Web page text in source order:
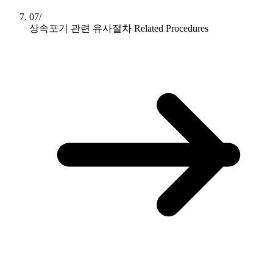
07/
상속포기 관련 유사절차 Related Procedures